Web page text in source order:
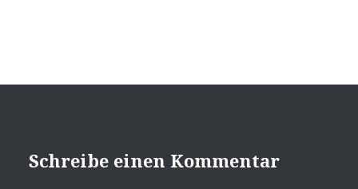
Schreibe einen Kommentar